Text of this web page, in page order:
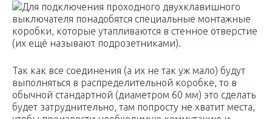
Для подключения проходного двухклавишного
выключателя понадобятся специальные монтажные
коробки, которые утапливаются в стенное отверстие
(их ещё называют подрозетниками).
Так как все соединения (а их не так уж мало) будут
выполняться в распределительной коробке, то в
обычной стандартной (диаметром 60 мм) это сделать
будет затруднительно, там попросту не хватит места,